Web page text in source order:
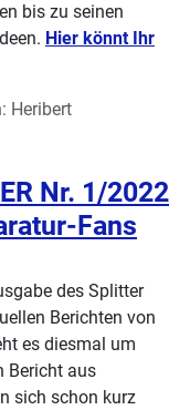
bis zu seinen
Hier könnt Ihr
Heribert
Nr. 1/2022
Fans
des Splitter
Berichten von
es diesmal um
Bericht aus
sich schon kurz